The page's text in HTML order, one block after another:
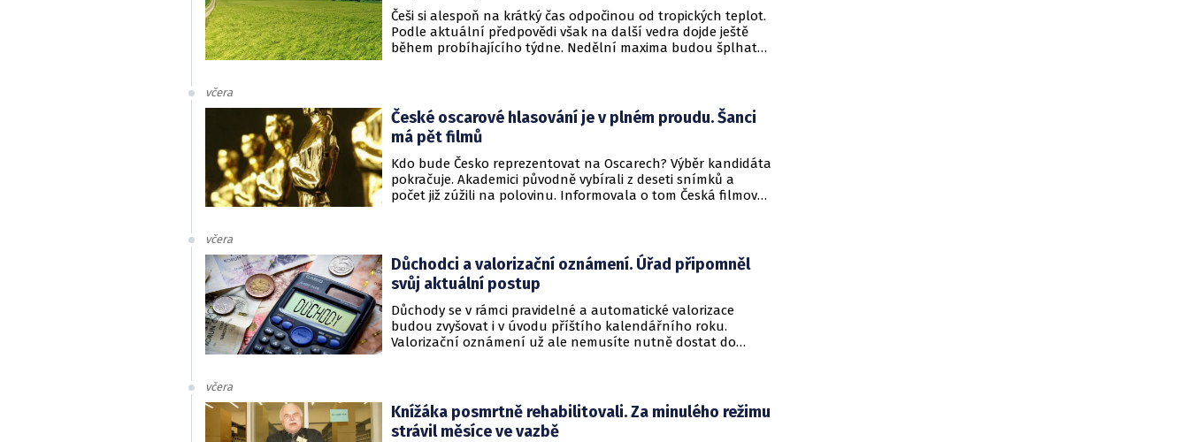
Češi si alespoň na krátký čas odpočinou od tropických teplot.
Podle aktuální předpovědi však na další vedra dojde ještě
během probíhajícího týdne. Nedělní maxima budou šplhat
včera
České oscarové hlasování je v plném proudu. Šanci
má pět filmů
Kdo bude Česko reprezentovat na Oscarech? Výběr kandidáta
pokračuje. Akademici původně vybírali z deseti snímků a
počet již zúžili na polovinu. Informovala o tom Česká filmová
včera
Důchodci a valorizační oznámení. Úřad připomněl
svůj aktuální postup
Důchody se v rámci pravidelné a automatické valorizace
budou zvyšovat i v úvodu příštího kalendářního roku.
Valorizační oznámení už ale nemusíte nutně dostat do
včera
Knížáka posmrtně rehabilitovali. Za minulého režimu
strávil měsíce ve vazbě